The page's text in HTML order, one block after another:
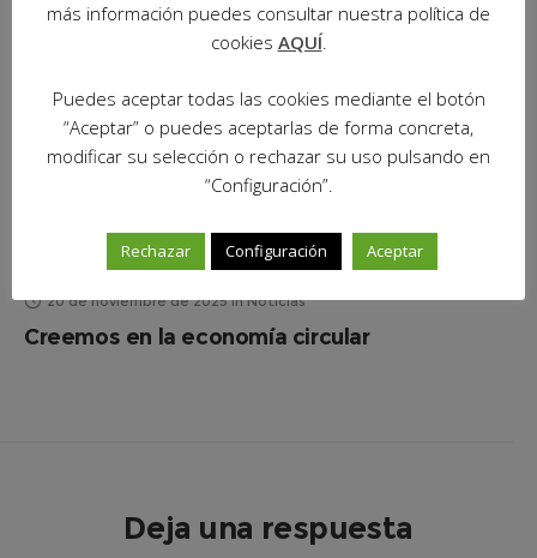
20 de noviembre de 2025 in Noticias
Creemos en la economía circular
Deja una respuesta
más información puedes consultar nuestra política de
cookies AQUÍ.
Puedes aceptar todas las cookies mediante el botón
“Aceptar” o puedes aceptarlas de forma concreta,
modificar su selección o rechazar su uso pulsando en
“Configuración”.
Rechazar Configuración Aceptar